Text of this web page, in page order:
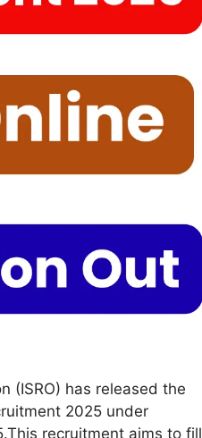
(ISRO) has released the
2025 under
recruitment aims to fill